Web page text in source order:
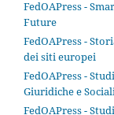
FedOAPress -
Future
FedOAPress -
dei siti europei
FedOAPress -
Giuridiche e
FedOAPress -